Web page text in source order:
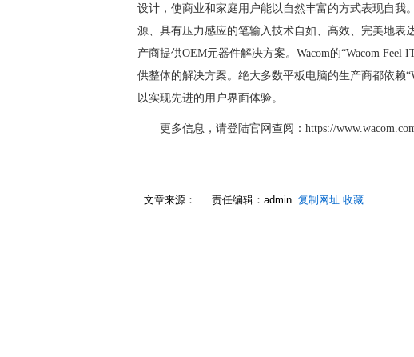
设计，使商业和家庭用户能以自然丰富的方式表现自我
源、具有压力感应的笔输入技术自如、高效、完美地表
产商提供OEM元器件解决方案。Wacom的“Wacom Feel
供整体的解决方案。绝大多数平板电脑的生产商都依赖
以实现先进的用户界面体验。
更多信息，请登陆官网查阅：https://
文章来源： 责任编辑：admin 复制网址 收藏